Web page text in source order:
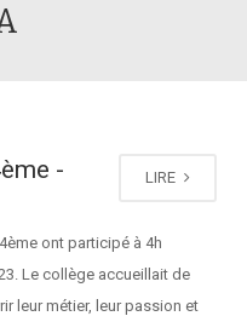
LIRE
-
ont participé à 4h
Le collège accueillait de
leur métier, leur passion et